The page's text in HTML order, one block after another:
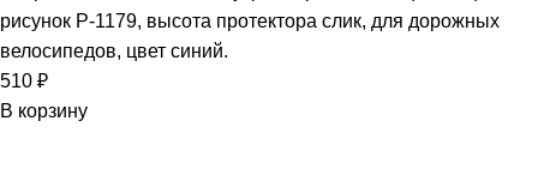
рисунок P-1179, высота протектора слик, для дорожных
велосипедов, цвет синий.
510 ₽
В корзину